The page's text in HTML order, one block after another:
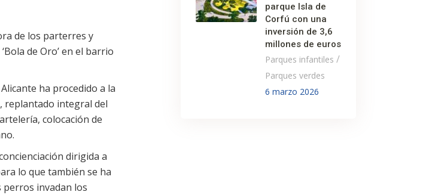
de los parterres y
de Oro’ en el barrio
ha procedido a la
replantado integral del
colocación de
dirigida a
lo que también se ha
invadan los
parque Isla de
Corfú con una
inversión de 3,6
millones de euros
Parques infantiles /
Parques verdes
6 marzo 2026